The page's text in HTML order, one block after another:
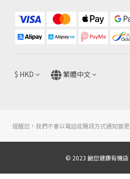
$ HKD 繁體中文
提醒您，我們不會以電話或簡訊方式通知變更
© 2023 餸您健康有機店